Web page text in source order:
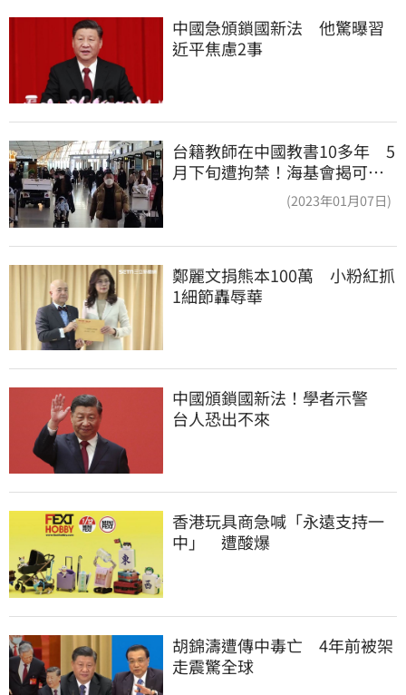
中國急頒鎖國新法　他驚曝習
近平焦慮2事
台籍教師在中國教書10多年 5
月下旬遭拘禁！海基會揭可能
(2023年01月07日)
鄭麗文捐熊本100萬　小粉紅抓
1細節轟辱華
中國頒鎖國新法！學者示警
台人恐出不來
香港玩具商急喊「永遠支持一
中」　遭酸爆
胡錦濤遭傳中毒亡　4年前被架
走震驚全球